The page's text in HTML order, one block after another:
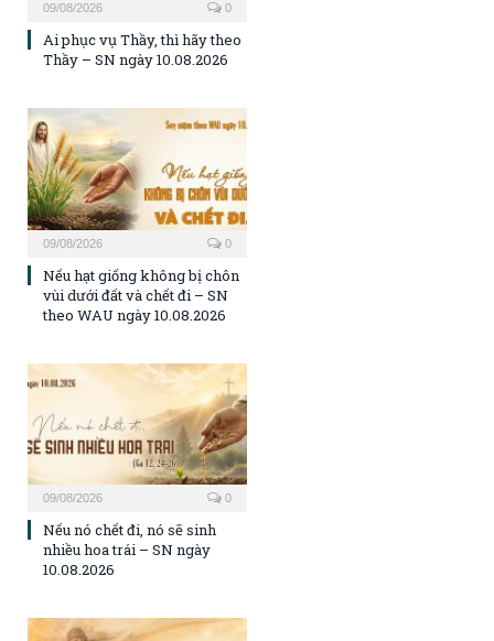
09/08/2026 0
Ai phục vụ Thầy, thì hãy theo
Thầy – SN ngày 10.08.2026
09/08/2026 0
Nếu hạt giống không bị chôn
vùi dưới đất và chết đi – SN
theo WAU ngày 10.08.2026
09/08/2026 0
Nếu nó chết đi, nó sẽ sinh
nhiều hoa trái – SN ngày
10.08.2026